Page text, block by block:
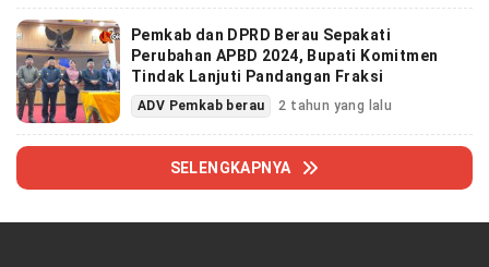
Pemkab dan DPRD Berau Sepakati
Perubahan APBD 2024, Bupati Komitmen
Tindak Lanjuti Pandangan Fraksi
ADV Pemkab berau 2 tahun yang lalu
SELENGKAPNYA